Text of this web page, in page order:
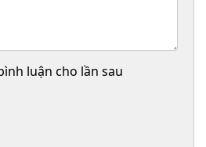
luận cho lần sau